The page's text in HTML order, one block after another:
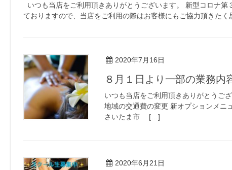
いつも当店をご利用頂きありがとうございます。 新型コロナ
ておりますので、当店をご利用の際はお客様にもご協力頂きた
2020年7月16日
８月１日より一部の業務内
いつも当店をご利用頂きありがとうご
地域の交通費の変更 新オプションメニ
さいたま市 […]
2020年6月21日